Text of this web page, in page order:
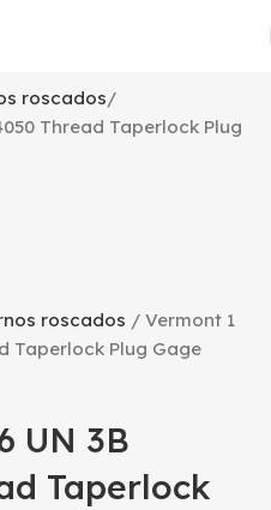
roscados
Thread Taperlock Plug
roscados
Vermont 1
Taperlock Plug Gage
UN 3B
Taperlock